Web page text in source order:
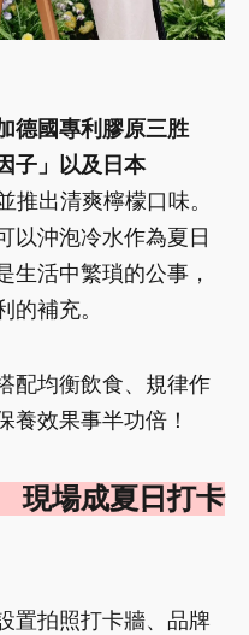
德國專利膠原三胜
子」以及日本
推出清爽檸檬口味。
以沖泡冷水作為夏日
生活中繁瑣的公事，
的補充。
配均衡飲食、規律作
養效果事半功倍！
現場成夏日打卡
置拍照打卡牆、品牌